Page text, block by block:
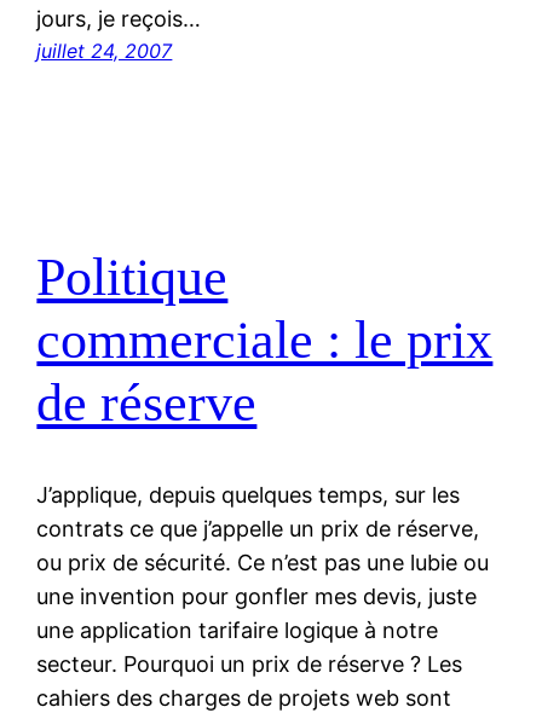
jours, je reçois…
juillet 24, 2007
Politique
commerciale : le prix
de réserve
J’applique, depuis quelques temps, sur les
contrats ce que j’appelle un prix de réserve,
ou prix de sécurité. Ce n’est pas une lubie ou
une invention pour gonfler mes devis, juste
une application tarifaire logique à notre
secteur. Pourquoi un prix de réserve ? Les
cahiers des charges de projets web sont